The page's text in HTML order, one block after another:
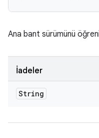
Ana bant sürümünü
İadeler
String